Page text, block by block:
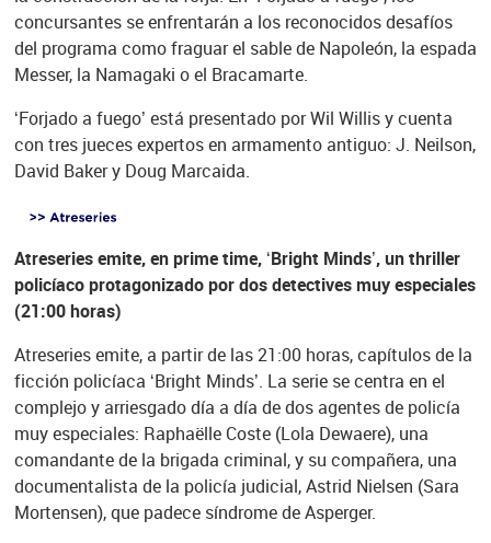
concursantes se enfrentarán a los reconocidos desafíos
del programa como fraguar el sable de Napoleón, la espada
Messer, la Namagaki o el Bracamarte.
‘Forjado a fuego’ está presentado por Wil Willis y cuenta
con tres jueces expertos en armamento antiguo: J. Neilson,
David Baker y Doug Marcaida.
Atreseries emite, en prime time, ‘Bright Minds’, un thriller
policíaco protagonizado por dos detectives muy especiales
(21:00 horas)
Atreseries emite, a partir de las 21:00 horas, capítulos de la
ficción policíaca ‘Bright Minds’. La serie se centra en el
complejo y arriesgado día a día de dos agentes de policía
muy especiales: Raphaëlle Coste (Lola Dewaere), una
comandante de la brigada criminal, y su compañera, una
documentalista de la policía judicial, Astrid Nielsen (Sara
Mortensen), que padece síndrome de Asperger.